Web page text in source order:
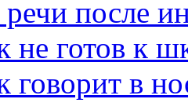
после
не готов к
говорит в